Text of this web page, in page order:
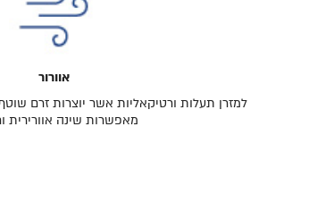
אוורור
למזרן תעלות ורטיקאליות אשר יוצרות זרם
מאפשרות שינה אוורירית